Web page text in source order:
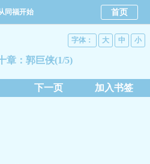
同福开始 首页
字体： 大 中 小
章：郭巨侠(1/5)
下一页 加入书签